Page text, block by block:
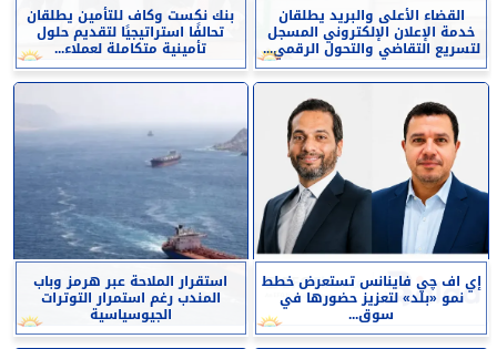
القضاء الأعلى والبريد يطلقان
خدمة الإعلان الإلكتروني المسجل
لتسريع التقاضي والتحول الرقمي...
بنك نكست وكاف للتأمين يطلقان
تحالفًا استراتيجيًا لتقديم حلول
تأمينية متكاملة لعملاء...
إي اف چي فاينانس تستعرض خطط
نمو «بلد» لتعزيز حضورها في
سوق...
استقرار الملاحة عبر هرمز وباب
المندب رغم استمرار التوترات
الجيوسياسية